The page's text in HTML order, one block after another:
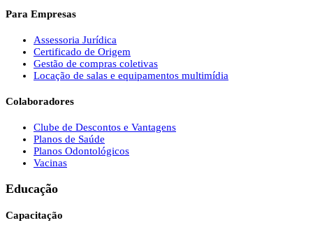
Para Empresas
Assessoria Jurídica
Certificado de Origem
Gestão de compras coletivas
Locação de salas e equipamentos multimídia
Colaboradores
Clube de Descontos e Vantagens
Planos de Saúde
Planos Odontológicos
Vacinas
Educação
Capacitação